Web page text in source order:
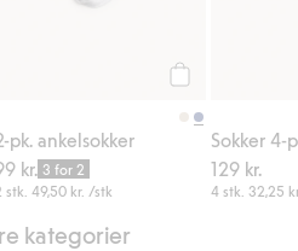
pk. ankelsokker
kr. 3 for 2
stk.49,50 kr. /stk
Sokker 4-
129 kr.
4 stk. 32,25
kategorier